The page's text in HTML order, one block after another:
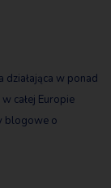
działająca w ponad
całej Europie
blogowe o